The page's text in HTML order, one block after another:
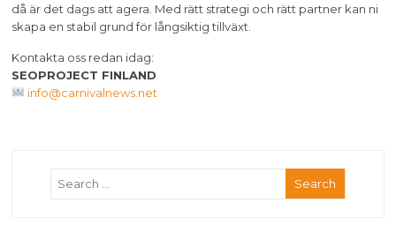
då är det dags att agera. Med rätt strategi och rätt partner kan ni
skapa en stabil grund för långsiktig tillväxt.
Kontakta oss redan idag:
SEOPROJECT FINLAND
info@carnivalnews.net